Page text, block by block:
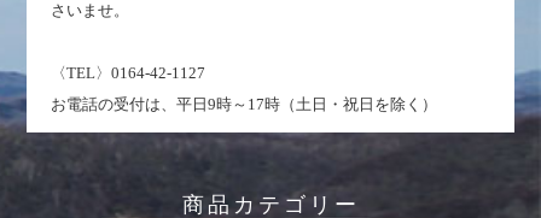
さいませ。
〈TEL〉0164-42-1127
お電話の受付は、平日9時～17時（土日・祝日を除く）
商品カテゴリー